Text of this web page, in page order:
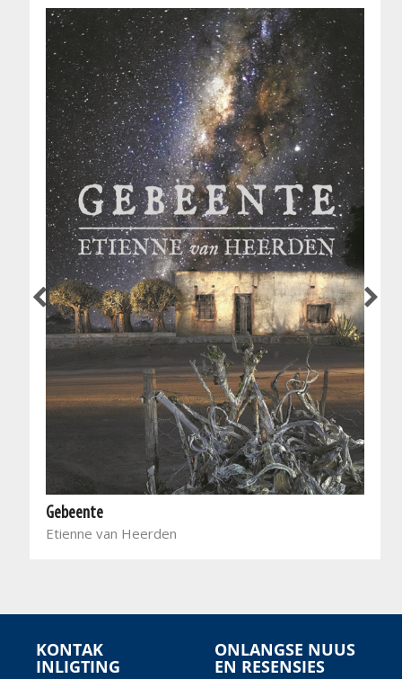
Gebeente
Etienne van Heerden
KONTAK
INLIGTING
ONLANGSE NUUS
EN RESENSIES